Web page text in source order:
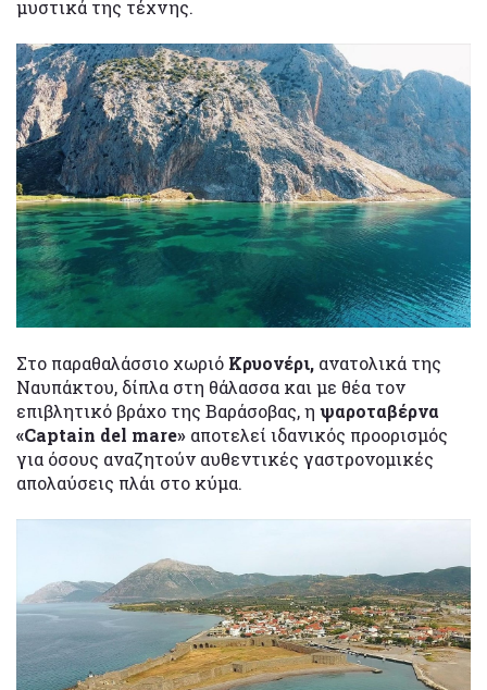
μυστικά της τέχνης.
Στο παραθαλάσσιο χωριό Κρυονέρι, ανατολικά της
Ναυπάκτου, δίπλα στη θάλασσα και με θέα τον
επιβλητικό βράχο της Βαράσοβας, η ψαροταβέρνα
«Captain del mare» αποτελεί ιδανικός προορισμός
για όσους αναζητούν αυθεντικές γαστρονομικές
απολαύσεις πλάι στο κύμα.